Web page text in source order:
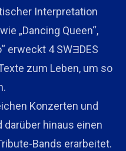
Interpretation
„Dancing Queen“,
erweckt 4 SWƎDES
zum Leben, um so
Konzerten und
darüber hinaus einen
Bands erarbeitet.